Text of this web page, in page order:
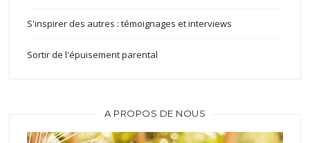
S'inspirer des autres : témoignages et interviews
Sortir de l'épuisement parental
A PROPOS DE NOUS